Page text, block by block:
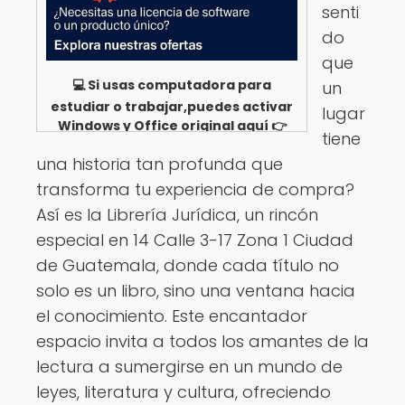
💻 Si usas computadora para
estudiar o trabajar,puedes activar
Windows y Office original aquí 👉
senti
do
que
un
lugar
tiene
una historia tan profunda que
transforma tu experiencia de compra?
Así es la Librería Jurídica, un rincón
especial en 14 Calle 3-17 Zona 1 Ciudad
de Guatemala, donde cada título no
solo es un libro, sino una ventana hacia
el conocimiento. Este encantador
espacio invita a todos los amantes de la
lectura a sumergirse en un mundo de
leyes, literatura y cultura, ofreciendo